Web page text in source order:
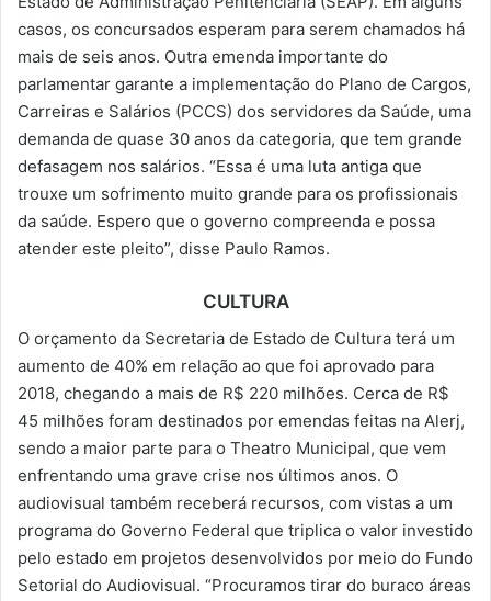
casos, os concursados esperam para serem chamados há
mais de seis anos. Outra emenda importante do
parlamentar garante a implementação do Plano de Cargos,
Carreiras e Salários (PCCS) dos servidores da Saúde, uma
demanda de quase 30 anos da categoria, que tem grande
defasagem nos salários. “Essa é uma luta antiga que
trouxe um sofrimento muito grande para os profissionais
da saúde. Espero que o governo compreenda e possa
atender este pleito”, disse Paulo Ramos.
CULTURA
O orçamento da Secretaria de Estado de Cultura terá um
aumento de 40% em relação ao que foi aprovado para
2018, chegando a mais de R$ 220 milhões. Cerca de R$
45 milhões foram destinados por emendas feitas na Alerj,
sendo a maior parte para o Theatro Municipal, que vem
enfrentando uma grave crise nos últimos anos. O
audiovisual também receberá recursos, com vistas a um
programa do Governo Federal que triplica o valor investido
pelo estado em projetos desenvolvidos por meio do Fundo
Setorial do Audiovisual. “Procuramos tirar do buraco áreas